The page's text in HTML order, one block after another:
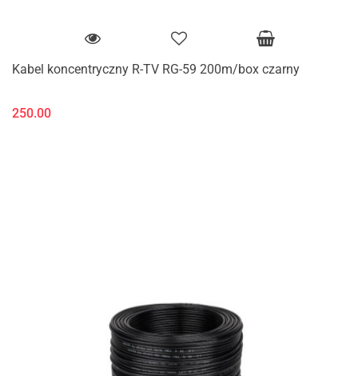
Kabel koncentryczny R-TV RG-59 200m/box czarny
250.00